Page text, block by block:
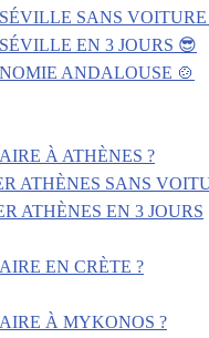
SANS VOITURE
EN 3 JOURS 😎
ANDALOUSE 🍲
À ATHÈNES ?
ATHÈNES SANS
ATHÈNES EN 3 JOURS
EN CRÈTE ?
À MYKONOS ?